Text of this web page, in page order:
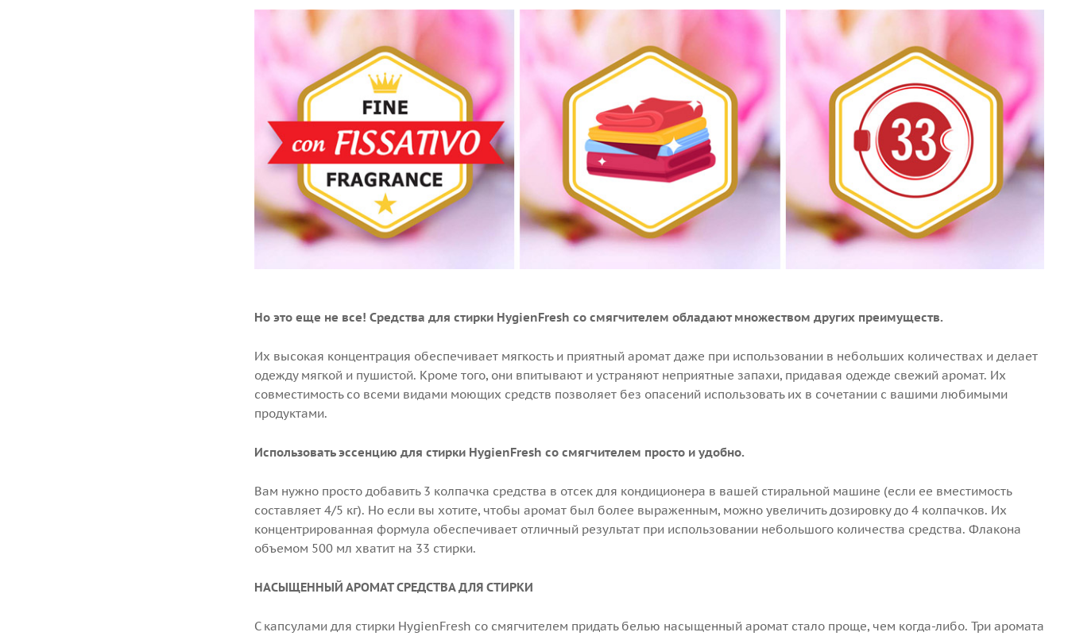
Но это еще не все! Средства для стирки HygienFresh со смягчителем обладают множеством других преимуществ.
Их высокая концентрация обеспечивает мягкость и приятный аромат даже при использовании в небольших количествах и делает
одежду мягкой и пушистой. Кроме того, они впитывают и устраняют неприятные запахи, придавая одежде свежий аромат. Их
совместимость со всеми видами моющих средств позволяет без опасений использовать их в сочетании с вашими любимыми
продуктами.
Использовать эссенцию для стирки HygienFresh со смягчителем просто и удобно.
Вам нужно просто добавить 3 колпачка средства в отсек для кондиционера в вашей стиральной машине (если ее вместимость
составляет 4/5 кг). Но если вы хотите, чтобы аромат был более выраженным, можно увеличить дозировку до 4 колпачков. Их
концентрированная формула обеспечивает отличный результат при использовании небольшого количества средства. Флакона
объемом 500 мл хватит на 33 стирки.
НАСЫЩЕННЫЙ АРОМАТ СРЕДСТВА ДЛЯ СТИРКИ
С капсулами для стирки HygienFresh со смягчителем придать белью насыщенный аромат стало проще, чем когда-либо. Три аромата